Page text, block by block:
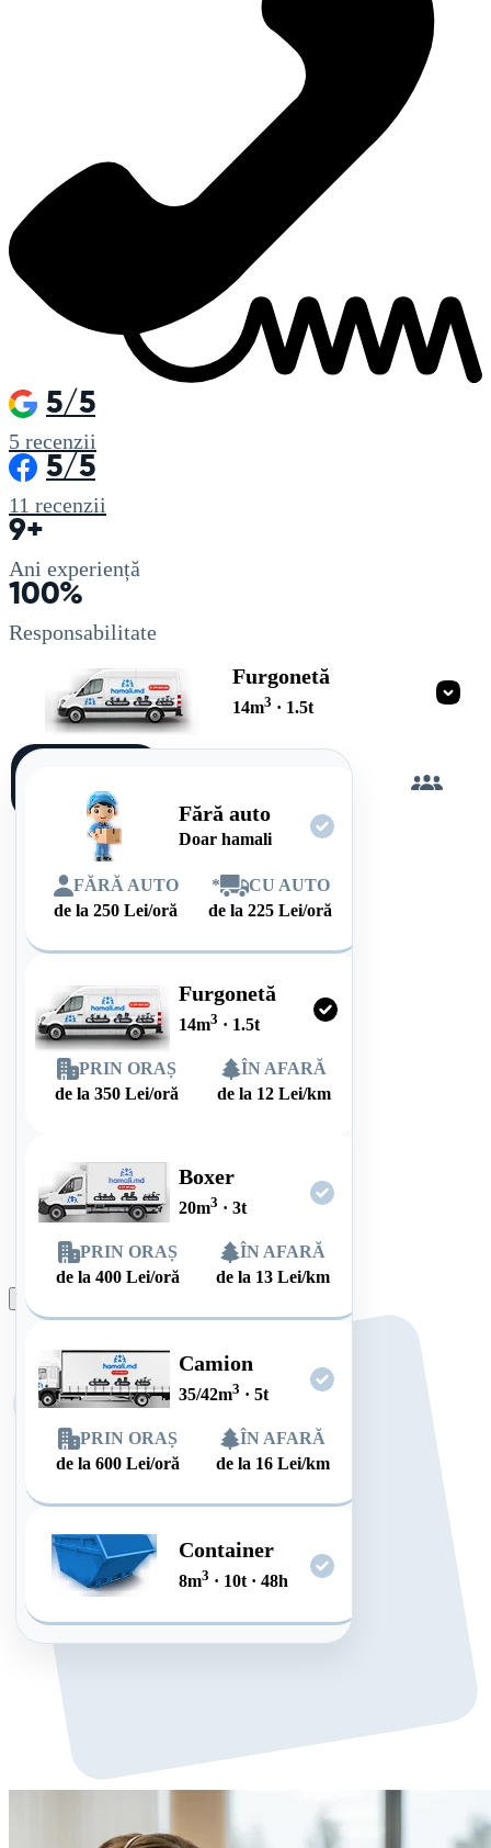
5/5
5 recenzii
5/5
11 recenzii
9+
Ani experiență
100%
Responsabilitate
Furgonetă
14m3 · 1.5t
Fără auto
Doar hamali
FĂRĂ AUTO
de la250 Lei/oră
*
CU AUTO
de la225 Lei/oră
Furgonetă
14m3 · 1.5t
PRIN ORAȘ
de la 350 Lei/oră
ÎN AFARĂ
de la 12 Lei/km
Boxer
20m3 · 3t
PRIN ORAȘ
de la400 Lei/oră
ÎN AFARĂ
de la 13 Lei/km
Camion
35/42m3 · 5t
PRIN ORAȘ
de la600 Lei/oră
ÎN AFARĂ
de la 16 Lei/km
Container
8m3 · 10t · 48h
singur
Plasează comanda